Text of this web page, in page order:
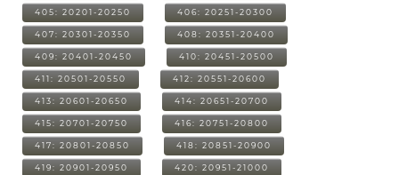
405: 20201-20250 406: 20251-20300
407: 20301-20350 408: 20351-20400
409: 20401-20450 410: 20451-20500
411: 20501-20550 412: 20551-20600
413: 20601-20650 414: 20651-20700
415: 20701-20750 416: 20751-20800
417: 20801-20850 418: 20851-20900
419: 20901-20950 420: 20951-21000